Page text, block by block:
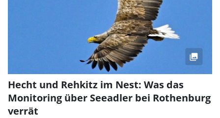
Hecht und Rehkitz im Nest: Was das
Monitoring über Seeadler bei Rothenburg
verrät